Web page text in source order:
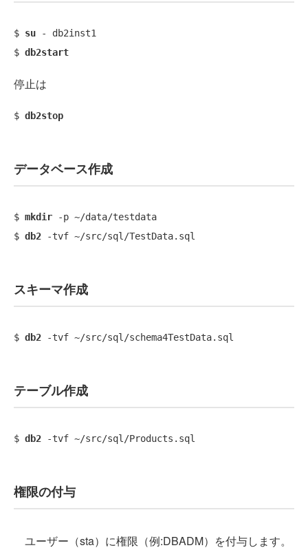
$ su - db2inst1
$ db2start
停止は
$ db2stop
データベース作成
$ mkdir -p ~/data/testdata
$ db2
スキーマ作成
$ db2
テーブル作成
$ db2
権限の付与
ユーザー（sta）に権限（例:DBADM）を付与します。